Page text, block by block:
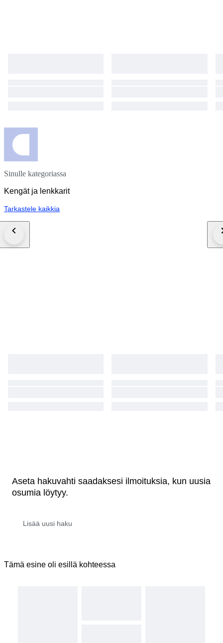
Sinulle kategoriassa
Kengät ja lenkkarit
Tarkastele kaikkia
Aseta hakuvahti saadaksesi ilmoituksia, kun uusia
osumia löytyy.
Tämä esine oli esillä kohteessa